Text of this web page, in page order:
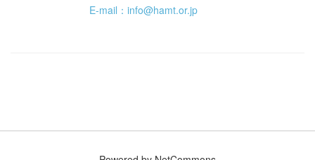
E-mail：info@hamt.or.jp